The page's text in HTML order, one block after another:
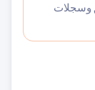
وسجلات